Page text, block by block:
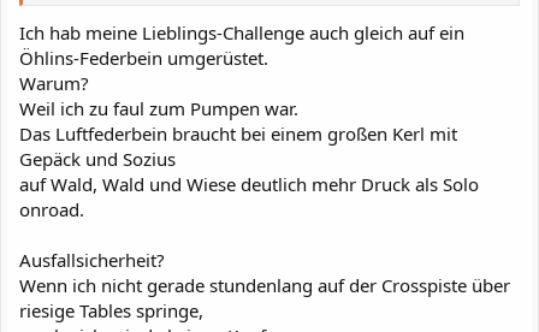
Ich hab meine Lieblings-Challenge auch gleich auf ein
Öhlins-Federbein umgerüstet.
Warum?
Weil ich zu faul zum Pumpen war.
Das Luftfederbein braucht bei einem großen Kerl mit
Gepäck und Sozius
auf Wald, Wald und Wiese deutlich mehr Druck als Solo
onroad.
Ausfallsicherheit?
Wenn ich nicht gerade stundenlang auf der Crosspiste über
riesige Tables springe,